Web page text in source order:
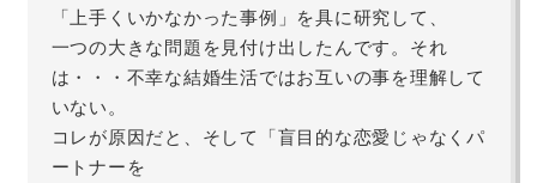
「上手くいかなかった事例」を具に研究して、
一つの大きな問題を見付け出したんです。それ
は・・・不幸な結婚生活ではお互いの事を理解して
いない。
コレが原因だと、そして「盲目的な恋愛じゃなくパ
ートナーを